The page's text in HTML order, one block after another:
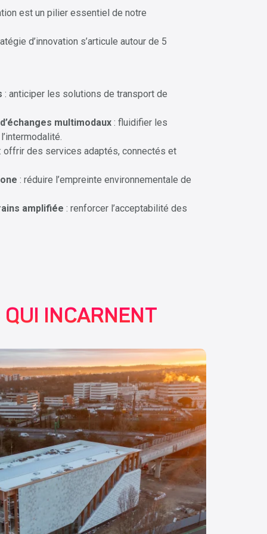
est un pilier essentiel de notre
d’innovation s’articule autour de 5
: anticiper les solutions de transport de
multimodaux: fluidifier les
offrir des services adaptés, connectés et
: réduire l’empreinte environnementale de
amplifiée : renforcer l’acceptabilité des
INCARNENT